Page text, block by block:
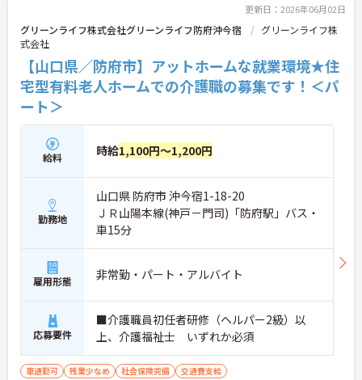
効率化など、ワークライフバランスを保ちながら定
年70歳まで長期的に活躍できる制度が盤石に整って
います。複数施設を経験することで培われるマネジ
メント視点は、将来的なエリアマネージャーへのキ
ャリアアップにも直結しており、最新の環境で専門
性を発揮したいプロフェッショナルの方にお勧めで
す。
★おすすめPOINT★
・広域支援員として複数のホームを巡るため、各ホ
ームのパートスタッフの教育やサポートにも携わる
営や人材育成の視点を養うことで、将来のエリアマ
ネージャー候補としてのステップアップに直結しま
す。
・定年70歳、再雇用75歳までという業界屈指の制度
なく長期的なキャリアを築いていただけます。
・全施設がバリアフリー設計かつ最新設備を備えて
おり、清潔感にあふれた美しい環境です。ハード面
に加え、ソフト面でも「献立の事前決定・レシピ完
備」により現場の負担が大幅に軽減されています。
ご利用者様の安全性はもちろん、働くスタッフにと
っても身体的負担が少なく、高いモチベーションを
保って業務に集中できます。
更新日：2026年06月02日
グリーンライフ株式会社グリーンライフ防府沖今宿
グリーンライフ株
式会社
【山口県／防府市】アットホームな就業環境★住
宅型有料老人ホームでの介護職の募集です！＜パ
ート＞
給料 時給1,100円～1,200円
勤務地
山口県 防府市 沖今宿1-18-20
ＪＲ山陽本線(神戸－門司)「防府駅」バス・
車15分
雇用形態 非常勤・パート・アルバイト
応募要件
■介護職員初任者研修（ヘルパー2級）以
上、介護福祉士 いずれか必須
車通勤可 残業少なめ 社会保険完備 交通費支給